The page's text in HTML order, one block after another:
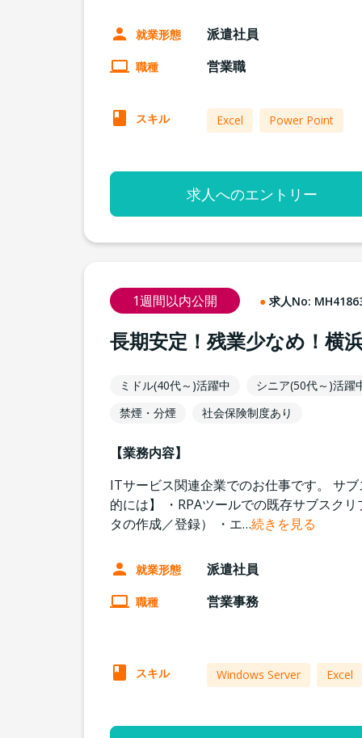
就業形態 派遣社員
職種 営業職
スキル Excel Power Point
求人へのエントリー
1週間以内公開 求人No:
長期安定！残業少なめ！横
ミドル(40代～)活躍中
シニア(50代～)活躍
禁煙・分煙
社会保険制度あり
【業務内容】
ITサービス関連企業でのお仕事です。 サ
的には】 ・RPAツールでの既存サブスク
タの作成／登録） ・エ…続きを見る
就業形態 派遣社員
職種 営業事務
スキル Windows Server Excel